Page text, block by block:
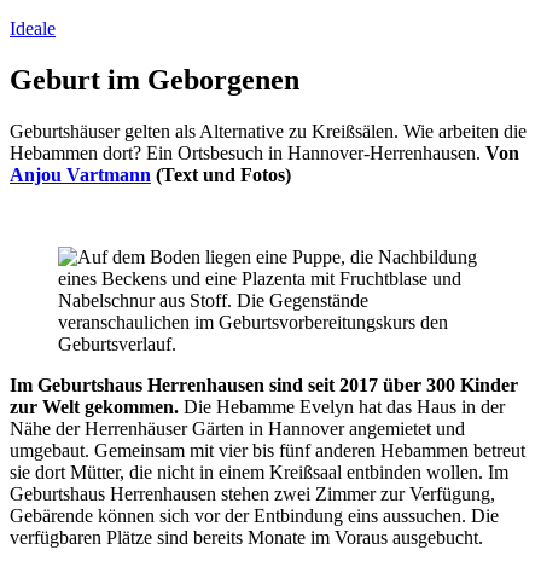
Ideale
Geburt im Geborgenen
Geburtshäuser gelten als Alternative zu Kreißsälen. Wie arbeiten die
Hebammen dort? Ein Ortsbesuch in Hannover-Herrenhausen. Von
Anjou Vartmann (Text und Fotos)
Im Geburtshaus Herrenhausen sind seit 2017 über 300 Kinder
zur Welt gekommen. Die Hebamme Evelyn hat das Haus in der
Nähe der Herrenhäuser Gärten in Hannover angemietet und
umgebaut. Gemeinsam mit vier bis fünf anderen Hebammen betreut
sie dort Mütter, die nicht in einem Kreißsaal entbinden wollen. Im
Geburtshaus Herrenhausen stehen zwei Zimmer zur Verfügung,
Gebärende können sich vor der Entbindung eins aussuchen. Die
verfügbaren Plätze sind bereits Monate im Voraus ausgebucht.